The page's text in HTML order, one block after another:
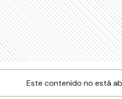
Este contenido no está